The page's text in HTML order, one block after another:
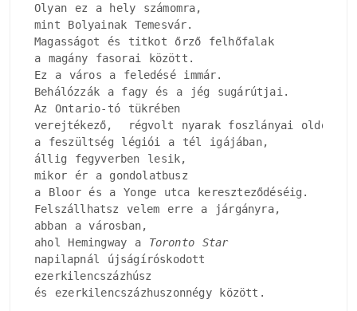
Olyan ez a hely számomra,
mint Bolyainak Temesvár.
Magasságot és titkot őrző felhőfalak
a magány fasorai között.
Ez a város a feledésé immár.
Behálózzák a fagy és a jég sugárútjai.
Az Ontario-tó tükrében
verejtékező,  régvolt nyarak foszlányai
a feszültség légiói a tél igájában,
állig fegyverben lesik,
mikor ér a gondolatbusz
a Bloor és a Yonge utca kereszteződéséig.
Felszállhatsz velem erre a járgányra,
abban a városban,
ahol Hemingway a Toronto Star
napilapnál újságíróskodott
ezerkilencszázhúsz
és ezerkilencszázhuszonnégy között.